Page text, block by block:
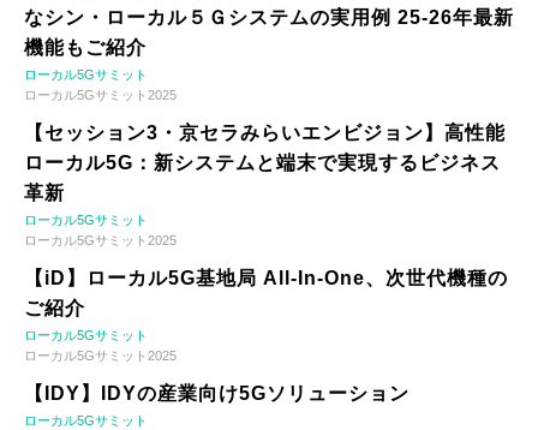
なシン・ローカル５Ｇシステムの実用例 25-26年最新
機能もご紹介
ローカル5Gサミット
ローカル5Gサミット2025
【セッション3・京セラみらいエンビジョン】高性能
ローカル5G：新システムと端末で実現するビジネス
革新
ローカル5Gサミット
ローカル5Gサミット2025
【iD】ローカル5G基地局 All-In-One、次世代機種の
ご紹介
ローカル5Gサミット
ローカル5Gサミット2025
【IDY】IDYの産業向け5Gソリューション
ローカル5Gサミット